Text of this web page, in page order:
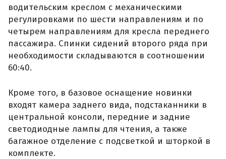
водительским креслом с механическими
регулировками по шести направлениям и по
четырем направлениям для кресла переднего
пассажира. Спинки сидений второго ряда при
необходимости складываются в соотношении
60:40.
Кроме того, в базовое оснащение новинки
входят камера заднего вида, подстаканники в
центральной консоли, передние и задние
светодиодные лампы для чтения, а также
багажное отделение с подсветкой и шторкой в
комплекте.